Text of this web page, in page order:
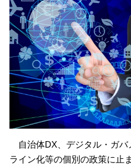
自治体DX、デジタル・ガ
ライン化等の個別の政策に止